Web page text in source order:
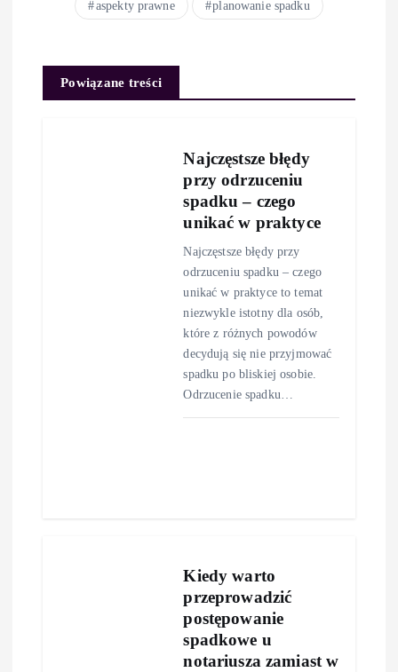
aspekty prawne planowanie spadku
Powiązane treści
Najczęstsze błędy
przy odrzuceniu
spadku – czego
unikać w praktyce
Najczęstsze błędy przy
odrzuceniu spadku – czego
unikać w praktyce to temat
niezwykle istotny dla osób,
które z różnych powodów
decydują się nie przyjmować
spadku po bliskiej osobie.
Odrzucenie spadku…
Kiedy warto
przeprowadzić
postępowanie
spadkowe u
notariusza zamiast w